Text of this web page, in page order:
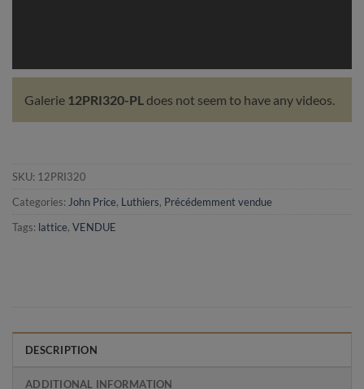
Galerie 12PRI320-PLdoes not seem to have any videos.
SKU: 12PRI320
Categories: John Price, Luthiers, Précédemment vendue
Tags: lattice, VENDUE
DESCRIPTION
ADDITIONAL INFORMATION